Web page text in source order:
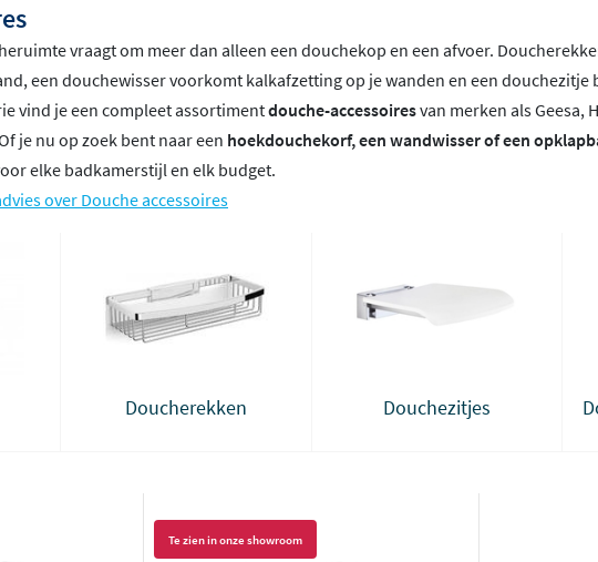
vraagt om meer dan alleen een douchekop en een afvoer.
een douchewisser voorkomt kalkafzetting op je wanden en een douchezitje
vind je een compleet assortimentdouche-accessoiresvan merken als Geesa,
je nu op zoek bent naar een hoekdouchekorf, een wandwisser of een
elke badkamerstijl en elk budget.
over Douche accessoires
Doucherekken Douchezitjes
Te zien in onze showroom